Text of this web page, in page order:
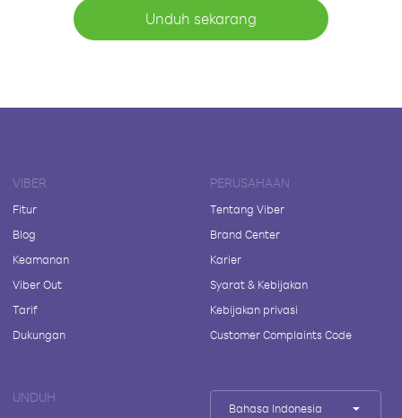
Unduh sekarang
VIBER
Fitur
Blog
Keamanan
Viber Out
Tarif
Dukungan
PERUSAHAAN
Tentang Viber
Brand Center
Karier
Syarat & Kebijakan
Kebijakan privasi
Customer Complaints Code
UNDUH
Bahasa Indonesia